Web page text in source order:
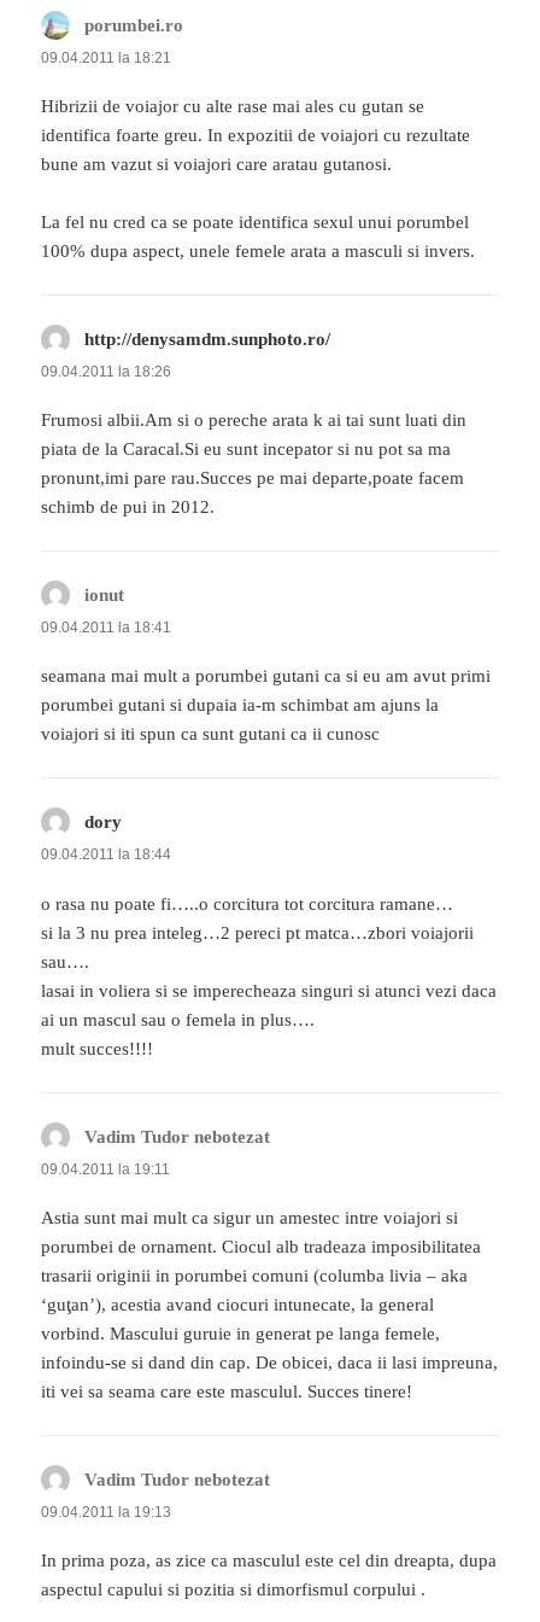
porumbei.ro
09.04.2011 la 18:21
Hibrizii de voiajor cu alte rase mai ales cu gutan se
identifica foarte greu. In expozitii de voiajori cu rezultate
bune am vazut si voiajori care aratau gutanosi.
La fel nu cred ca se poate identifica sexul unui porumbel
100% dupa aspect, unele femele arata a masculi si invers.
http://denysamdm.sunphoto.ro/spune:
09.04.2011 la 18:26
Frumosi albii.Am si o pereche arata k ai tai sunt luati din
piata de la Caracal.Si eu sunt incepator si nu pot sa ma
pronunt,imi pare rau.Succes pe mai departe,poate facem
schimb de pui in 2012.
ionut
09.04.2011 la 18:41
seamana mai mult a porumbei gutani ca si eu am avut primi
porumbei gutani si dupaia ia-m schimbat am ajuns la
voiajori si iti spun ca sunt gutani ca ii cunosc
dory
09.04.2011 la 18:44
o rasa nu poate fi…..o corcitura tot corcitura ramane…
si la 3 nu prea inteleg…2 pereci pt matca…zbori voiajorii
sau….
lasai in voliera si se imperecheaza singuri si atunci vezi daca
ai un mascul sau o femela in plus….
mult succes!!!!
Vadim Tudor nebotezat
09.04.2011 la 19:11
Astia sunt mai mult ca sigur un amestec intre voiajori si
porumbei de ornament. Ciocul alb tradeaza imposibilitatea
trasarii originii in porumbei comuni (columba livia – aka
‘guţan’), acestia avand ciocuri intunecate, la general
vorbind. Mascului guruie in generat pe langa femele,
infoindu-se si dand din cap. De obicei, daca ii lasi impreuna,
iti vei sa seama care este masculul. Succes tinere!
Vadim Tudor nebotezat
09.04.2011 la 19:13
In prima poza, as zice ca masculul este cel din dreapta, dupa
aspectul capului si pozitia si dimorfismul corpului .